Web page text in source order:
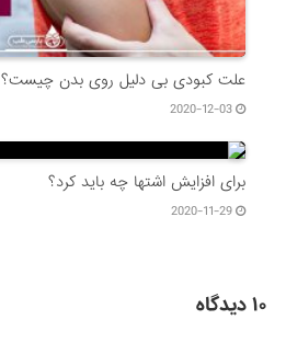
علت کبودی بی دلیل روی بدن چیست؟
2020-12-03
برای افزایش اشتها چه باید کرد؟
2020-11-29
۱۰ دیدگاه